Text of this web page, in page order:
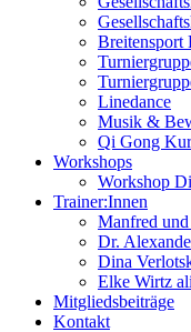
Breitensport
Linedance
Musik &
Qi Gong
Workshops
Workshop
Trainer:Innen
Manfred
Dr.
Dina
Elke Wirtz
Mitgliedsbeiträge
Kontakt